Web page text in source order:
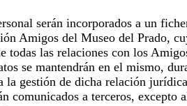
serán incorporados a un
Amigos del Museo del Prado,
todas las relaciones con los
se mantendrán en el mismo,
la gestión de dicha relación
comunicados a terceros, excepto